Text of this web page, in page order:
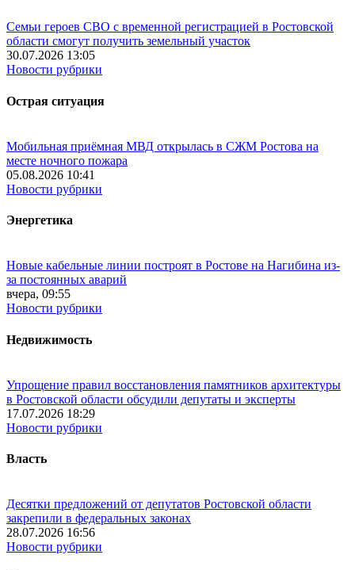
Семьи героев СВО с временной регистрацией в Ростовской
области смогут получить земельный участок
30.07.2026 13:05
Новости рубрики
Острая ситуация
Мобильная приёмная МВД открылась в СЖМ Ростова на
месте ночного пожара
05.08.2026 10:41
Новости рубрики
Энергетика
Новые кабельные линии построят в Ростове на Нагибина из-
за постоянных аварий
вчера, 09:55
Новости рубрики
Недвижимость
Упрощение правил восстановления памятников архитектуры
в Ростовской области обсудили депутаты и эксперты
17.07.2026 18:29
Новости рубрики
Власть
Десятки предложений от депутатов Ростовской области
закрепили в федеральных законах
28.07.2026 16:56
Новости рубрики